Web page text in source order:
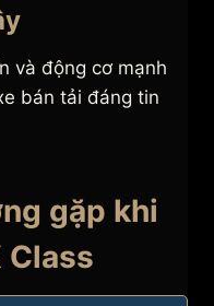
và động cơ mạnh
bán tải đáng tin
gặp khi
Class